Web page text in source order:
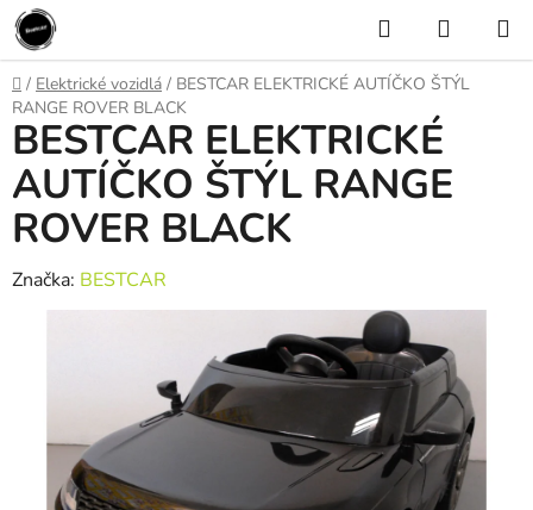
Prejsť
na
obsah
Hľadať
KOŠÍK
Domov
/ Elektrické vozidlá / BESTCAR ELEKTRICKÉ AUTÍČKO ŠTÝL
RANGE ROVER BLACK
BESTCAR ELEKTRICKÉ
AUTÍČKO ŠTÝL RANGE
ROVER BLACK
Značka: BESTCAR